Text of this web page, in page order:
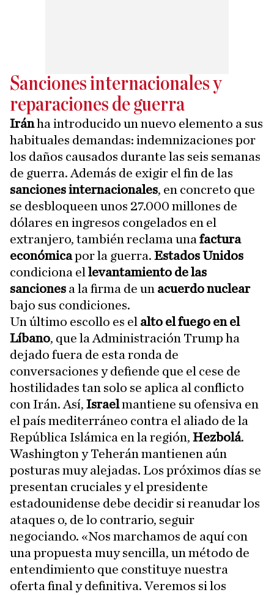
Sanciones internacionales y
reparaciones de guerra
Iránha introducido un nuevo elemento a sus
habituales demandas: indemnizaciones por
los daños causados durante las seis semanas
de guerra. Además de exigir el fin de las
sanciones internacionales, en concreto que
se desbloqueen unos 27.000 millones de
dólares en ingresos congelados en el
extranjero, también reclama una factura
económicapor la guerra. Estados Unidos
condiciona el levantamiento de las
sanciones a la firma de un acuerdo nuclear
bajo sus condiciones.
Un último escollo es el alto el fuego en el
Líbano, que la Administración Trump ha
dejado fuera de esta ronda de
conversaciones y defiende que el cese de
hostilidades tan solo se aplica al conflicto
con Irán. Así, Israelmantiene su ofensiva en
el país mediterráneo contra el aliado de la
República Islámica en la región, Hezbolá.
Washington y Teherán mantienen aún
posturas muy alejadas. Los próximos días se
presentan cruciales y el presidente
estadounidense debe decidir si reanudar los
ataques o, de lo contrario, seguir
negociando. «Nos marchamos de aquí con
una propuesta muy sencilla, un método de
entendimiento que constituye nuestra
oferta final y definitiva. Veremos si los